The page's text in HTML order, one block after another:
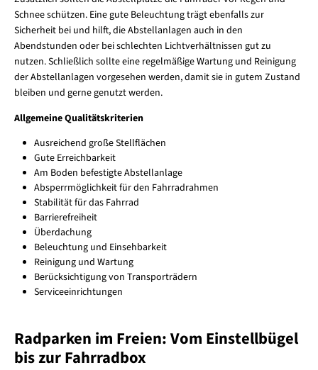
Schnee schützen. Eine gute Beleuchtung trägt ebenfalls zur
Sicherheit bei und hilft, die Abstellanlagen auch in den
Abendstunden oder bei schlechten Lichtverhältnissen gut zu
nutzen. Schließlich sollte eine regelmäßige Wartung und Reinigung
der Abstellanlagen vorgesehen werden, damit sie in gutem Zustand
bleiben und gerne genutzt werden.
Allgemeine Qualitätskriterien
Ausreichend große Stellflächen
Gute Erreichbarkeit
Am Boden befestigte Abstellanlage
Absperrmöglichkeit für den Fahrradrahmen
Stabilität für das Fahrrad
Barrierefreiheit
Überdachung
Beleuchtung und Einsehbarkeit
Reinigung und Wartung
Berücksichtigung von Transporträdern
Serviceeinrichtungen
Radparken im Freien: Vom Einstellbügel
bis zur Fahrradbox